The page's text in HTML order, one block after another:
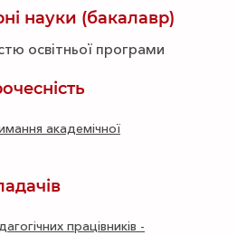
науки (бакалавр)
освітньої програми
академічної
працівників -